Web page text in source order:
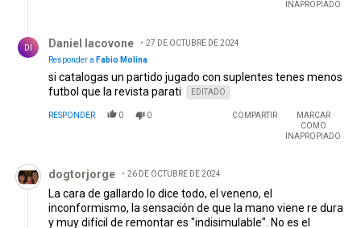
INAPROPIADO
DI Daniel Iacovone
27 DE OCTUBRE DE 2024
Responder a Fabio Molina
si catalogas un partido jugado con suplentes tenes menos
futbol que la revista parati
EDITADO
RESPONDER 0 0 COMPARTIR
MARCAR
COMO
INAPROPIADO
Comentario de dogtorjorge.
dogtorjorge 26 DE OCTUBRE DE 2024
La cara de gallardo lo dice todo, el veneno, el
inconformismo, la sensación de que la mano viene re dura
y muy difícil de remontar es "indisimulable". No es el